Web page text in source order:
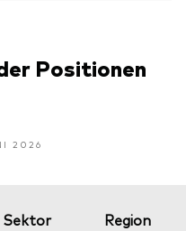
Positionen
2026
Sektor
Region